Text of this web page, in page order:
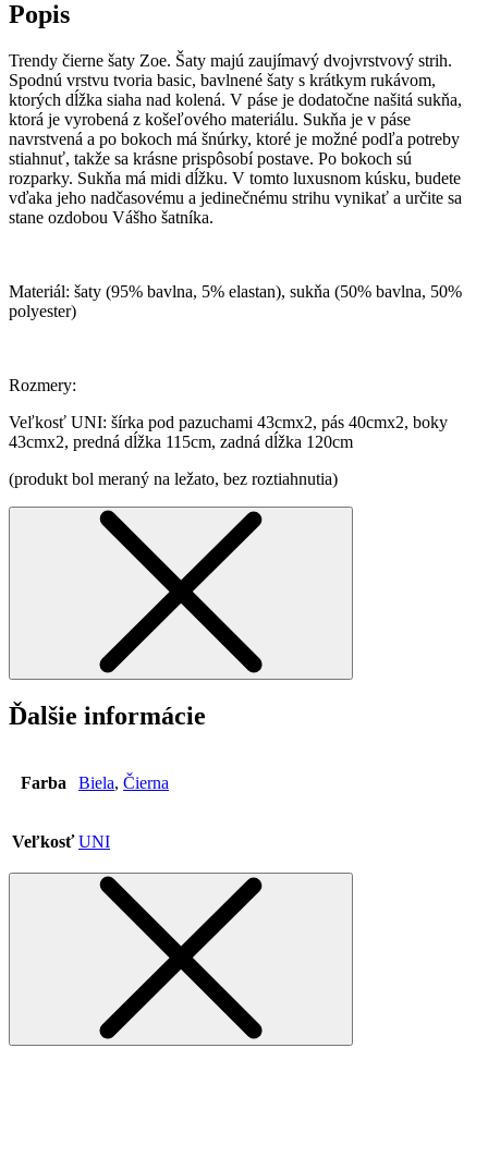
Popis
Trendy čierne šaty Zoe. Šaty majú zaujímavý dvojvrstvový strih.
Spodnú vrstvu tvoria basic, bavlnené šaty s krátkym rukávom,
ktorých dĺžka siaha nad kolená. V páse je dodatočne našitá sukňa,
ktorá je vyrobená z košeľového materiálu. Sukňa je v páse
navrstvená a po bokoch má šnúrky, ktoré je možné podľa potreby
stiahnuť, takže sa krásne prispôsobí postave. Po bokoch sú
rozparky. Sukňa má midi dĺžku. V tomto luxusnom kúsku, budete
vďaka jeho nadčasovému a jedinečnému strihu vynikať a určite sa
stane ozdobou Vášho šatníka.
Materiál: šaty (95% bavlna, 5% elastan), sukňa (50% bavlna, 50%
polyester)
Rozmery:
Veľkosť UNI: šírka pod pazuchami 43cmx2, pás 40cmx2, boky
43cmx2, predná dĺžka 115cm, zadná dĺžka 120cm
(produkt bol meraný na ležato, bez roztiahnutia)
Ďalšie informácie
Farba Biela, Čierna
Veľkosť UNI